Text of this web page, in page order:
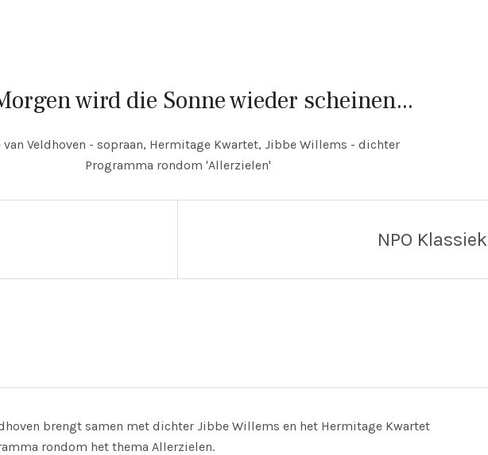
wird die Sonne wieder scheinen...
van Veldhoven - sopraan, Hermitage Kwartet, Jibbe Willems - dichter
Programma rondom 'Allerzielen'
NPO Klassiek
brengt samen met dichter Jibbe Willems en het Hermitage Kwartet
rondom het thema Allerzielen.